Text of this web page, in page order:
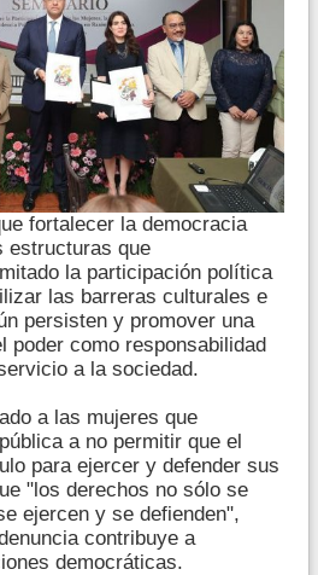
fortalecer la democracia
estructuras que
la participación política
las barreras culturales e
persisten y promover una
poder como responsabilidad
a la sociedad.
a las mujeres que
a no permitir que el
para ejercer y defender sus
"los derechos no sólo se
ejercen y se defienden",
contribuye a
democráticas.